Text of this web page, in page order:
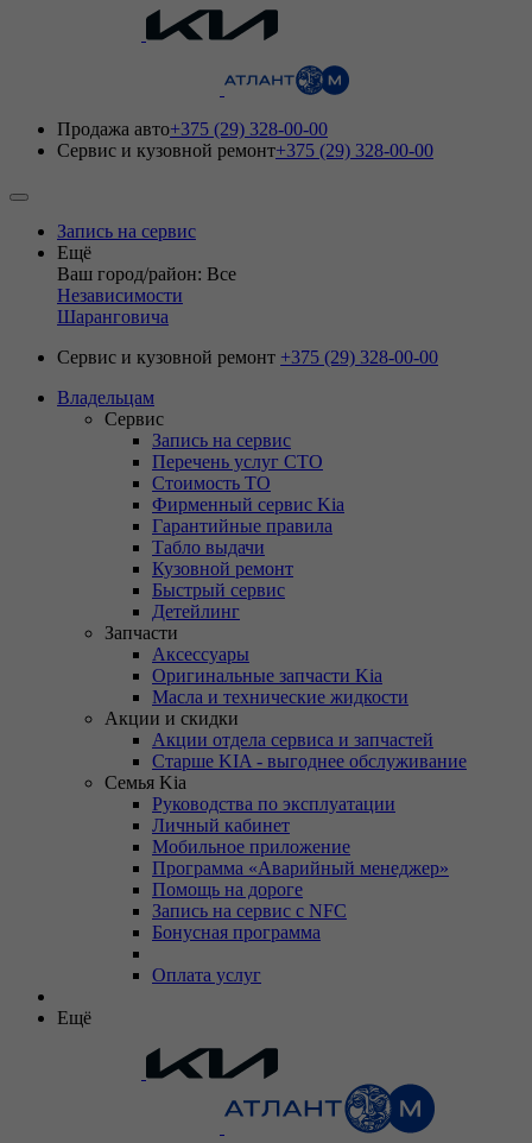
Продажа авто+375 (29) 328-00-00
Сервис и кузовной ремонт+375 (29) 328-00-00
Запись на сервис
Ещё
Ваш город/район: Все
Независимости
Шаранговича
Сервис и кузовной ремонт +375 (29) 328-00-00
Владельцам
Сервис
Запись на сервис
Перечень услуг СТО
Стоимость ТО
Фирменный сервис Kia
Гарантийные правила
Табло выдачи
Кузовной ремонт
Быстрый сервис
Детейлинг
Запчасти
Аксессуары
Оригинальные запчасти Kia
Масла и технические жидкости
Акции и скидки
Акции отдела сервиса и запчастей
Старше KIA - выгоднее обслуживание
Семья Kia
Руководства по эксплуатации
Личный кабинет
Мобильное приложение
Программа «Аварийный менеджер»
Помощь на дороге
Запись на сервис с NFC
Бонусная программа
Оплата услуг
Ещё